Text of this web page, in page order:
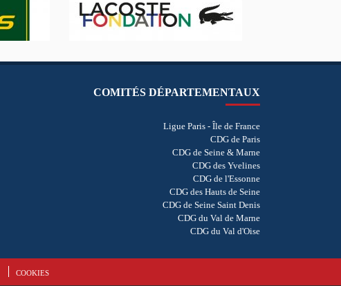
COMITÉS DÉPARTEMENTAUX
Ligue Paris - Île de France
CDG de Paris
CDG de Seine & Marne
CDG des Yvelines
CDG de l'Essonne
CDG des Hauts de Seine
CDG de Seine Saint Denis
CDG du Val de Marne
CDG du Val d'Oise
COOKIES